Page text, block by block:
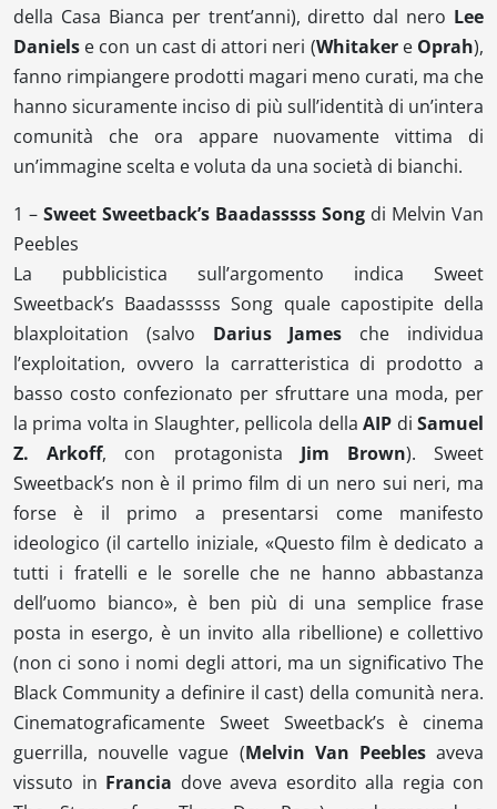
della Casa Bianca per trent’anni), diretto dal nero Lee
Daniels e con un cast di attori neri (Whitakere Oprah),
fanno rimpiangere prodotti magari meno curati, ma che
hanno sicuramente inciso di più sull’identità di un’intera
comunità che ora appare nuovamente vittima di
un’immagine scelta e voluta da una società di bianchi.
1 – Sweet Sweetback’s Baadasssss Song di Melvin Van
Peebles
La pubblicistica sull’argomento indica Sweet
Sweetback’s Baadasssss Song quale capostipite della
blaxploitation (salvo Darius James che individua
l’exploitation, ovvero la carratteristica di prodotto a
basso costo confezionato per sfruttare una moda, per
la prima volta in Slaughter, pellicola dellaAIP diSamuel
Z. Arkoff, con protagonista Jim Brown).Sweet
Sweetback’s non è il primo film di un nero sui neri, ma
forse è il primo a presentarsi come manifesto
ideologico (il cartello iniziale, «Questo film è dedicato a
tutti i fratelli e le sorelle che ne hanno abbastanza
dell’uomo bianco», è ben più di una semplice frase
posta in esergo, è un invito alla ribellione) e collettivo
(non ci sono i nomi degli attori, ma un significativo The
Black Communitya definire il cast) della comunità nera.
Cinematograficamente Sweet Sweetback’s è cinema
guerrilla, nouvelle vague (Melvin Van Peeblesaveva
vissuto in Francia dove aveva esordito alla regia con